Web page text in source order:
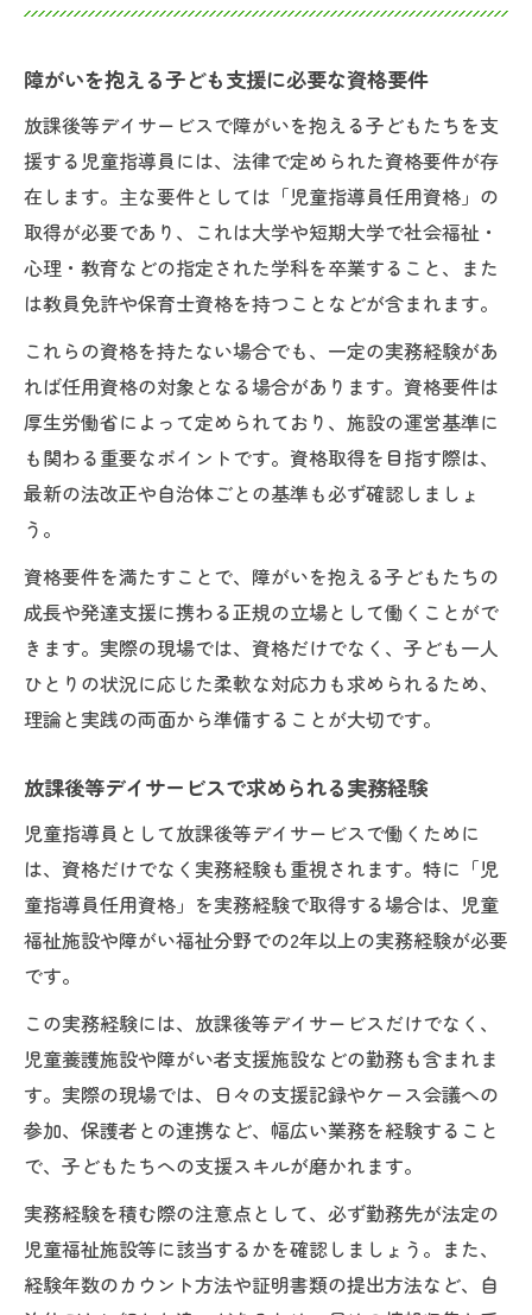
障がいを抱える子ども支援に必要な資格要件
放課後等デイサービスで障がいを抱える子どもたちを支
援する児童指導員には、法律で定められた資格要件が存
在します。主な要件としては「児童指導員任用資格」の
取得が必要であり、これは大学や短期大学で社会福祉・
心理・教育などの指定された学科を卒業すること、また
は教員免許や保育士資格を持つことなどが含まれます。
これらの資格を持たない場合でも、一定の実務経験があ
れば任用資格の対象となる場合があります。資格要件は
厚生労働省によって定められており、施設の運営基準に
も関わる重要なポイントです。資格取得を目指す際は、
最新の法改正や自治体ごとの基準も必ず確認しましょ
う。
資格要件を満たすことで、障がいを抱える子どもたちの
成長や発達支援に携わる正規の立場として働くことがで
きます。実際の現場では、資格だけでなく、子ども一人
ひとりの状況に応じた柔軟な対応力も求められるため、
理論と実践の両面から準備することが大切です。
放課後等デイサービスで求められる実務経験
児童指導員として放課後等デイサービスで働くために
は、資格だけでなく実務経験も重視されます。特に「児
童指導員任用資格」を実務経験で取得する場合は、児童
福祉施設や障がい福祉分野での2年以上の実務経験が必要
です。
この実務経験には、放課後等デイサービスだけでなく、
児童養護施設や障がい者支援施設などの勤務も含まれま
す。実際の現場では、日々の支援記録やケース会議への
参加、保護者との連携など、幅広い業務を経験すること
で、子どもたちへの支援スキルが磨かれます。
実務経験を積む際の注意点として、必ず勤務先が法定の
児童福祉施設等に該当するかを確認しましょう。また、
経験年数のカウント方法や証明書類の提出方法など、自